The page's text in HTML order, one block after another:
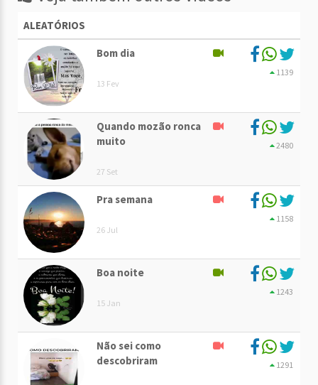
ALEATÓRIOS
Bom dia
13 Fev
1139
Quando mozão ronca
muito
27 Set
2480
Pra semana
26 Jul
1158
Boa noite
15 Jan
1243
Não sei como
descobriram
1291